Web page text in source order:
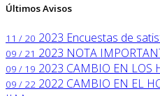
Últimos Avisos
11 / 20 2023 Encuestas de
09 / 21 2023 NOTA
09 / 19 2023 CAMBIO EN LOS
09 / 22 2022 CAMBIO EN EL